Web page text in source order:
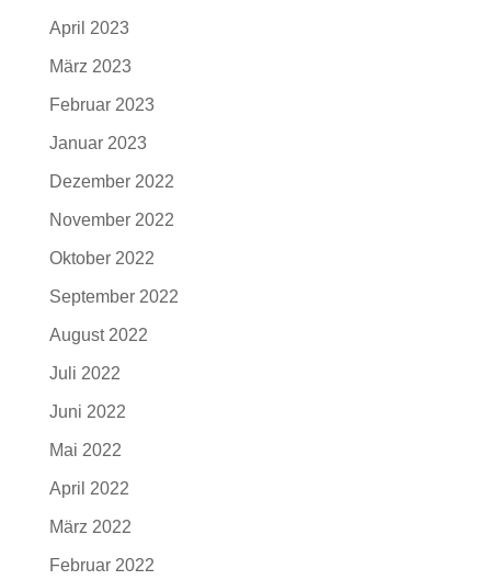
April 2023
März 2023
Februar 2023
Januar 2023
Dezember 2022
November 2022
Oktober 2022
September 2022
August 2022
Juli 2022
Juni 2022
Mai 2022
April 2022
März 2022
Februar 2022